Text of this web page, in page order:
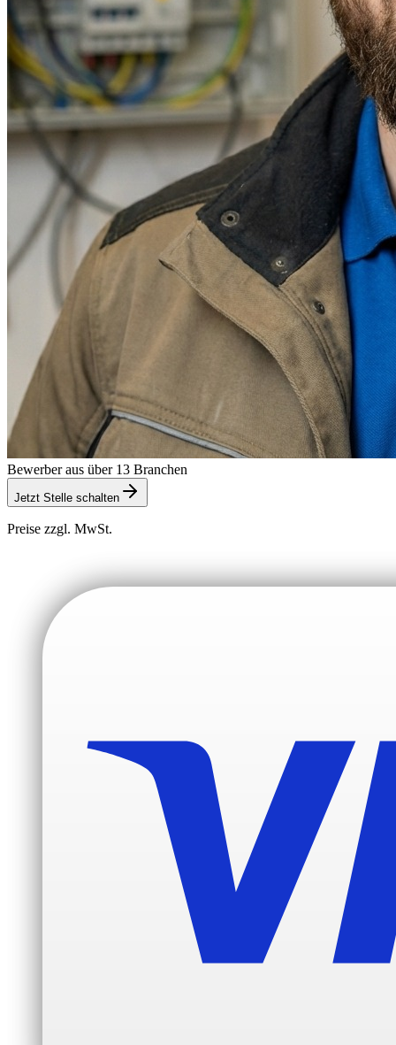
Bewerber aus über 13 Branchen
Jetzt Stelle schalten
Preise zzgl. MwSt.